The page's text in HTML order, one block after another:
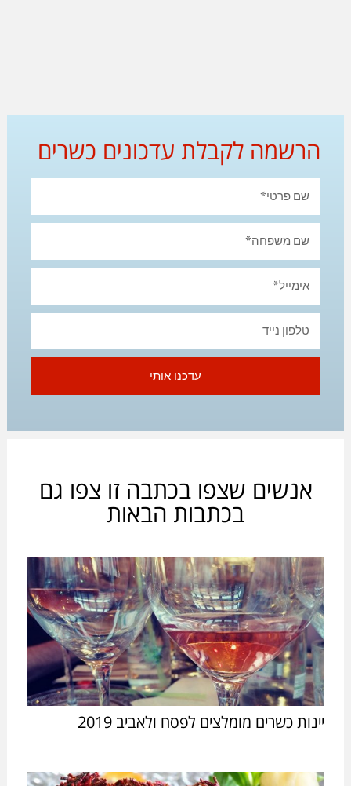
הרשמה לקבלת עדכונים כשרים
עדכנו אותי
אנשים שצפו בכתבה זו צפו גם
בכתבות הבאות
יינות כשרים מומלצים לפסח ולאביב 2019